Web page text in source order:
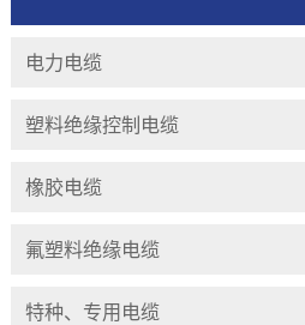
电力电缆
塑料绝缘控制电缆
橡胶电缆
氟塑料绝缘电缆
特种、专用电缆